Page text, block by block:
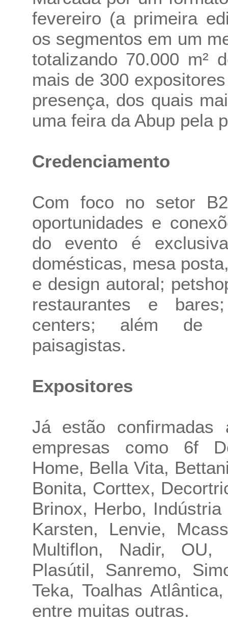
fevereiro (a primeira
os segmentos em um
totalizando 70.000 m²
mais de 300
presença, dos quais
uma feira da Abup pela
Credenciamento
Com foco no setor
oportunidades e
do evento é
domésticas, mesa
e design autoral;
restaurantes e
centers; além de
paisagistas.
Expositores
Já estão confirmadas
empresas como 6f
Home, Bella Vita,
Bonita, Corttex,
Brinox, Herbo,
Karsten, Lenvie,
Multiflon, Nadir, OU,
Plasútil, Sanremo,
Teka, Toalhas
entre muitas outras.